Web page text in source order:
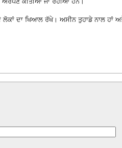
ਲੋਕਾਂ ਦਾ ਖਿਆਲ ਰੱਖੇ। ਅਸੀਨ ਤੁਹਾਡੇ ਨਾਲ ਹਾਂ